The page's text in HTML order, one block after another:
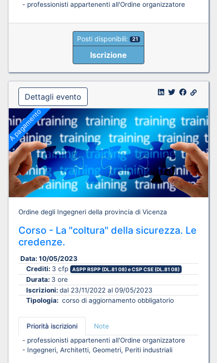
- professionisti appartenenti all'Ordine organizzatore
Posti disponibili: 21
Iscrizione
Dettagli evento
A pagamento
Ordine degli Ingegneri della provincia di Vicenza
Corso - La "coltura" della sicurezza. Le
credenze.
Data: 10/05/2023
Crediti: 3 cfp ASPP RSPP (DL.81 08) e CSP CSE (DL.81 08)
Durata: 3 ore
Iscrizioni: dal 23/11/2022 al 09/05/2023
Tipologia: corso di aggiornamento obbligatorio
Priorità iscrizioni
Note
- professionisti appartenenti all'Ordine organizzatore
- Ingegneri, Architetti, Geometri, Periti industriali